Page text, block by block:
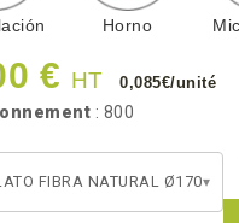
Horno
€ HT 0,085€/unité
: 800
FIBRA NATURAL Ø170▾